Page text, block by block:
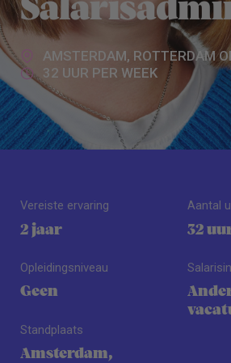
AMSTERDAM, ROTTERDAM
32 UUR PER WEEK
Vereiste ervaring
2 jaar
Opleidingsniveau
Geen
Standplaats
Amsterdam,
Aantal
32